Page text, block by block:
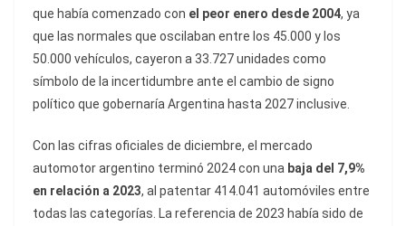
que había comenzado con el peor enero desde 2004, ya
que las normales que oscilaban entre los 45.000 y los
50.000 vehículos, cayeron a 33.727 unidades como
símbolo de la incertidumbre ante el cambio de signo
político que gobernaría Argentina hasta 2027 inclusive.
Con las cifras oficiales de diciembre, el mercado
automotor argentino terminó 2024 con una baja del 7,9%
en relación a 2023, al patentar 414.041 automóviles entre
todas las categorías. La referencia de 2023 había sido de